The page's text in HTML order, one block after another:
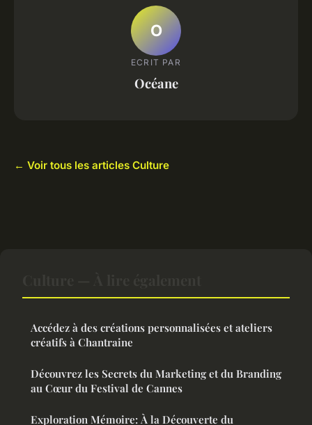
O
ECRIT PAR
Océane
← Voir tous les articles Culture
Accédez à des créations personnalisées et ateliers
créatifs à Chantraine
Découvrez les Secrets du Marketing et du Branding
au Cœur du Festival de Cannes
Exploration Mémoire: À la Découverte du